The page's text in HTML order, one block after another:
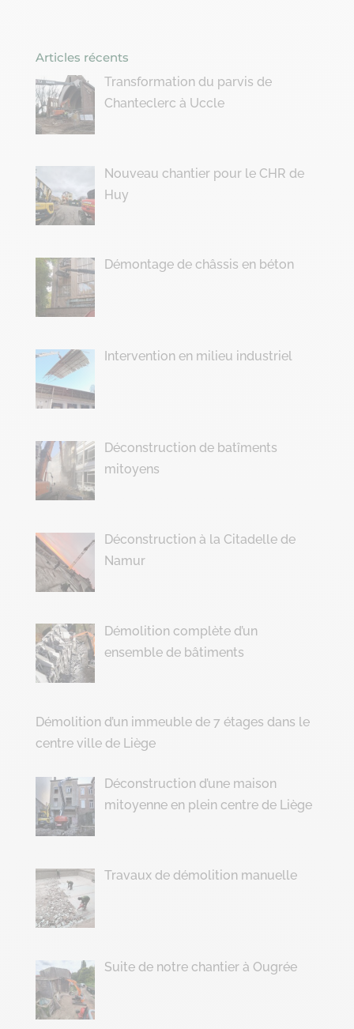
Articles récents
Transformation du parvis de
Chanteclerc à Uccle
Nouveau chantier pour le CHR de
Huy
Démontage de châssis en béton
Intervention en milieu industriel
Déconstruction de batîments
mitoyens
Déconstruction à la Citadelle de
Namur
Démolition complète d’un
ensemble de bâtiments
Démolition d’un immeuble de 7 étages dans le
centre ville de Liège
Déconstruction d’une maison
mitoyenne en plein centre de Liège
Travaux de démolition manuelle
Suite de notre chantier à Ougrée